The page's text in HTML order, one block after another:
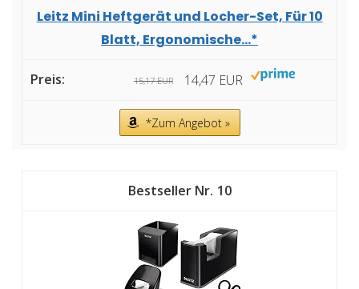
Leitz Mini Heftgerät und Locher-Set, Für 10
Blatt, Ergonomische...*
15,17 EUR 14,47 EUR
*Zum Angebot »
10